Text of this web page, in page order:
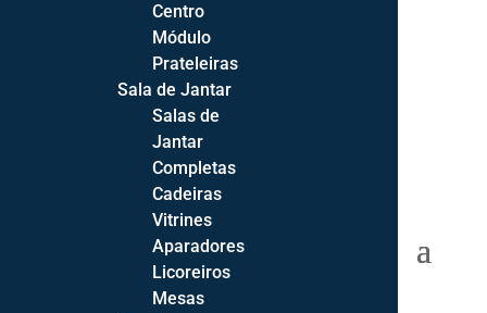
Centro
Módulo
Prateleiras
Sala de Jantar
Salas de
Jantar
Completas
Cadeiras
Vitrines
Aparadores
Licoreiros
Mesas